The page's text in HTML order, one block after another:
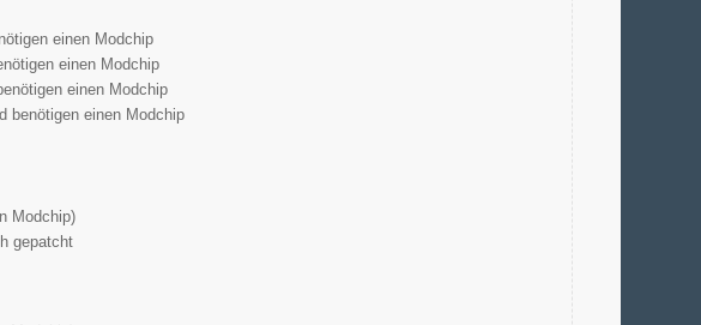
einen Modchip
einen Modchip
einen Modchip
benötigen einen Modchip
Modchip)
gepatcht